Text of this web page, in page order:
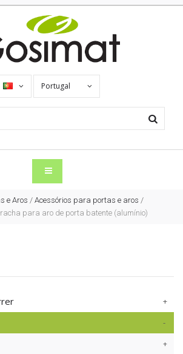
Portugal
e Aros / Acessórios para portas e aros /
para aro de porta batente (alumínio)